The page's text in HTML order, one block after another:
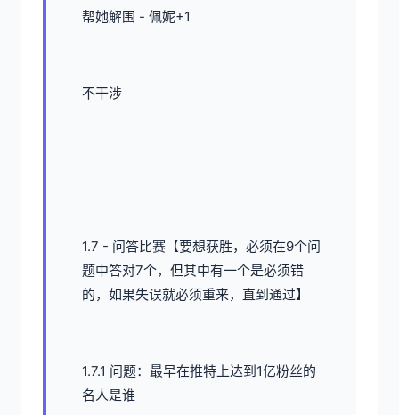
帮她解围 - 佩妮+1
不干涉
1.7 - 问答比赛【要想获胜，必须在9个问
题中答对7个，但其中有一个是必须错
的，如果失误就必须重来，直到通过】
1.7.1 问题：最早在推特上达到1亿粉丝的
名人是谁